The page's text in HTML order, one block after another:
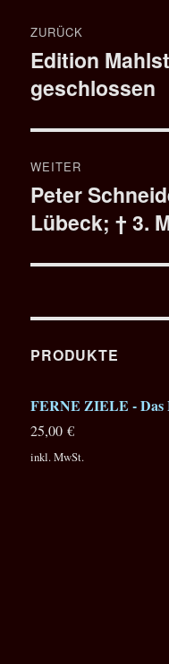
ZURÜCK
Vorheriger
Beitrag:
Edition
geschlossen
WEITER
Nächster
Beitrag:
Peter
Lübeck; † 3.
PRODUKTE
FERNE ZIELE - Das
25,00€
inkl. MwSt.